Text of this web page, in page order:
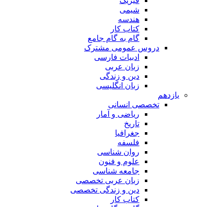
شیمی
هندسه
کتاب کار
گام به گام جامع
دروس عمومی مشترک
ادبیات فارسی
زبان عربی
دین و زندگی
زبان انگلیسی
یازدهم
تخصصی انسانی
ریاضی و آمار
تاریخ
جغرافیا
فلسفه
روان شناسی
علوم و فنون
جامعه شناسی
زبان عربی تخصصی
دین و زندگی تخصصی
کتاب کار